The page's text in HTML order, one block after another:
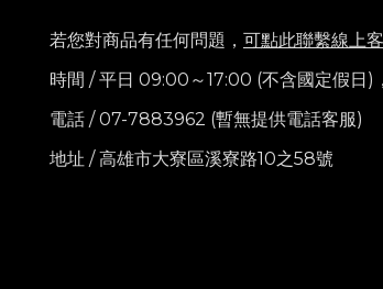
若您對商品有任何問題， 可點此聯繫線上
時間 / 平日 09:00～17:00 (不含國定假日)，
電話 / 07-7883962 (暫無提供電話客服)
地址 / 高雄市大寮區溪寮路10之58號